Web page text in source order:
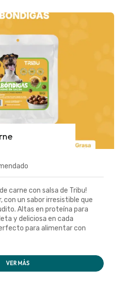
carne con salsa de Tribu!
con un sabor irresistible que
Altas en proteína para
y deliciosa en cada
para alimentar con
VER MÁS